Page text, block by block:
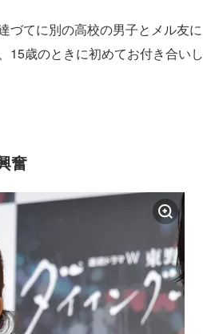
づてに別の高校の男子とメル友に
15歳のときに初めてお付き合いし
奮